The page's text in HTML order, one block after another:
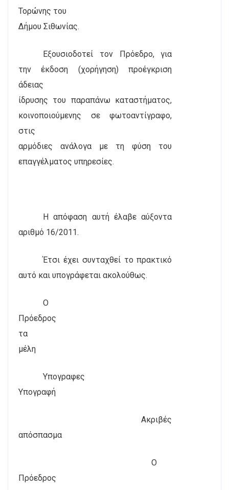
Τορώνης του
Δήμου Σιθωνίας.
Εξουσιοδοτεί τον Πρόεδρο, για
την έκδοση (χορήγηση) προέγκριση
άδειας
ίδρυσης του παραπάνω καταστήματος,
κοινοποιούμενης σε φωτοαντίγραφο,
στις
αρμόδιες ανάλογα με τη φύση του
επαγγέλματος υπηρεσίες.
Η απόφαση αυτή έλαβε αύξοντα
αριθμό 16/2011.
Έτσι έχει συνταχθεί το πρακτικό
αυτό και υπογράφεται ακολούθως.
Ο
Πρόεδρος
τα
μέλη
Υπογραφες
Υπογραφή
Ακριβές
απόσπασμα
Ο
Πρόεδρος